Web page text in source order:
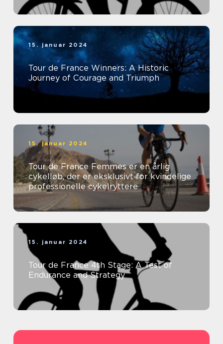
15. januar 2024
Tour de France Winners: A Historic
Journey of Courage and Triumph
15. januar 2024
Tour de France Femmes er en årlig
cykelløb, der er eksklusivt for kvindelige
professionelle cykelryttere
15. januar 2024
Tour de France 4th Stage: A Test of
Endurance and Strategy